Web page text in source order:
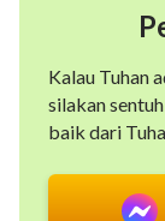
Kalau Tuhan
silakan
baik dari